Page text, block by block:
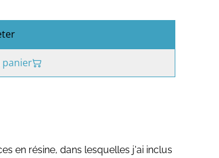
panier
en résine, dans lesquelles j'ai inclus